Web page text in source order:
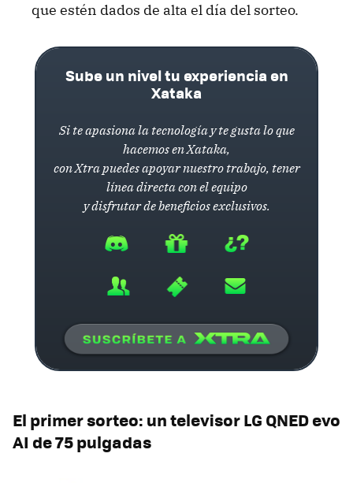
que estén dados de alta el día del sorteo.
Sube un nivel tu experiencia en
Xataka
Si te apasiona la tecnología y te gusta lo que
hacemos en Xataka,
con Xtra puedes apoyar nuestro trabajo, tener
línea directa con el equipo
y disfrutar de beneficios exclusivos.
El primer sorteo: un televisor LG QNED evo
AI de 75 pulgadas